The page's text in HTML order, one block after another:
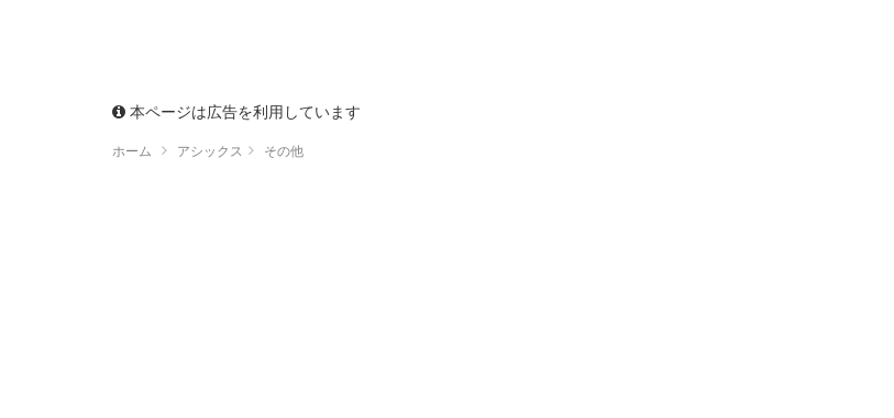
本ページは広告を利用しています
ホーム アシックス その他